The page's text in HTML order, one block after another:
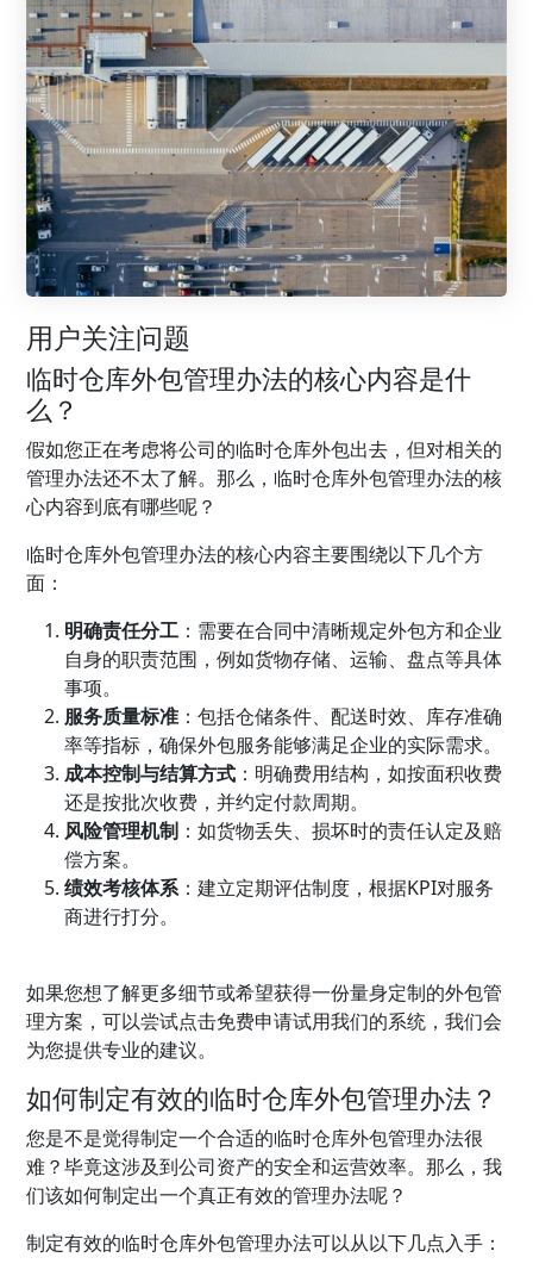
用户关注问题
临时仓库外包管理办法的核心内容是什
么？
假如您正在考虑将公司的临时仓库外包出去，但对相关的
管理办法还不太了解。那么，临时仓库外包管理办法的核
心内容到底有哪些呢？
临时仓库外包管理办法的核心内容主要围绕以下几个方
面：
明确责任分工 ：需要在合同中清晰规定外包方和企业
自身的职责范围，例如货物存储、运输、盘点等具体
事项。
服务质量标准 ：包括仓储条件、配送时效、库存准确
率等指标，确保外包服务能够满足企业的实际需求。
成本控制与结算方式 ：明确费用结构，如按面积收费
还是按批次收费，并约定付款周期。
风险管理机制 ：如货物丢失、损坏时的责任认定及赔
偿方案。
绩效考核体系：建立定期评估制度，根据KPI对服务
商进行打分。
如果您想了解更多细节或希望获得一份量身定制的外包管
理方案，可以尝试点击免费申请试用我们的系统，我们会
为您提供专业的建议。
如何制定有效的临时仓库外包管理办法？
您是不是觉得制定一个合适的临时仓库外包管理办法很
难？毕竟这涉及到公司资产的安全和运营效率。那么，我
们该如何制定出一个真正有效的管理办法呢？
制定有效的临时仓库外包管理办法可以从以下几点入手：